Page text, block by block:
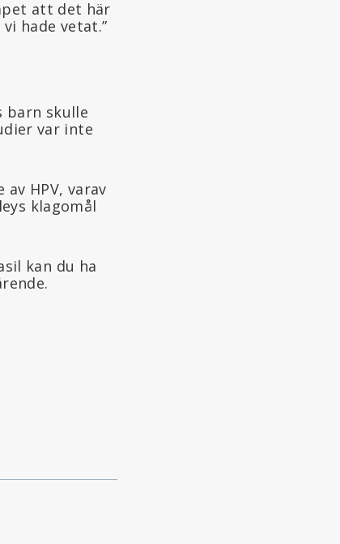
att det här
hade vetat.”
barn skulle
var inte
HPV, varav
klagomål
kan du ha